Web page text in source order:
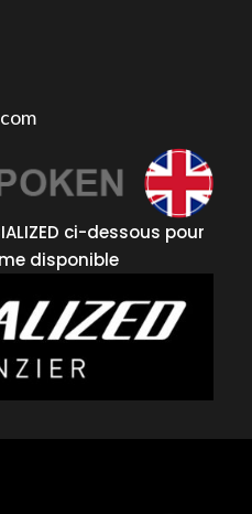
ci-dessous pour
disponible